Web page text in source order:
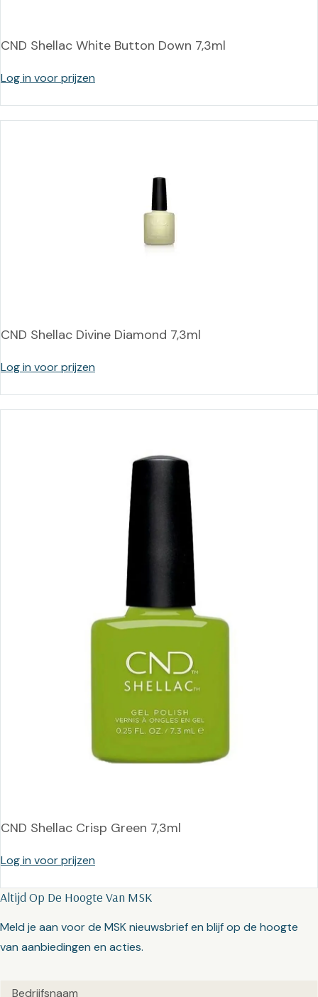
CND Shellac White Button Down 7,3ml
Log in voor prijzen
CND Shellac Divine Diamond 7,3ml
Log in voor prijzen
CND Shellac Crisp Green 7,3ml
Log in voor prijzen
Altijd Op De Hoogte Van MSK
Meld je aan voor de MSK nieuwsbrief en blijf op de hoogte
van aanbiedingen en acties.
Untitled(Vereist)